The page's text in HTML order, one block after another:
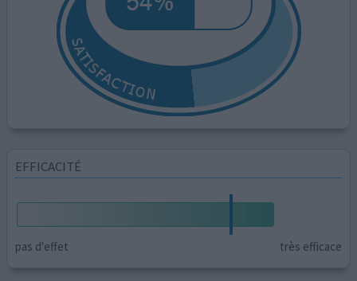
EFFICACITÉ
pas d'effet très efficace